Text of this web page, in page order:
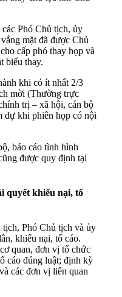
Phó Chủ tịch, ủy
mặt đã được Chủ
cấp phó thay họp và
biểu thay.
khi có ít nhất 2/3
mời (Thường trực
trị – xã hội, cán bộ
khi phiên họp có nội
báo cáo tình hình
được quy định tại
quyết khiếu nại, tố
tịch, Phó Chủ tịch và ủy
khiếu nại, tố cáo.
quan, đơn vị tổ chức
cáo đúng luật; định kỳ
các đơn vị liên quan